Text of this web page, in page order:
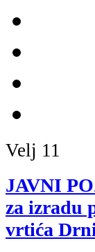
Velj 11
JAVNI
za izradu
vrtića